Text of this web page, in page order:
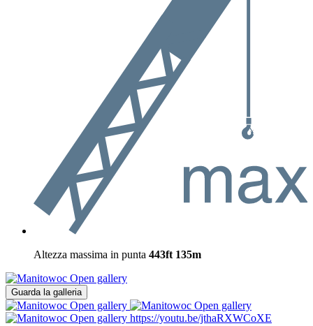
Altezza massima in punta 443ft 135m
Open gallery
Guarda la galleria
Open gallery
Open gallery
Open gallery https://youtu.be/jthaRXWCoXE